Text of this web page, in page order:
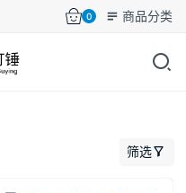
0 商品分类
筛选